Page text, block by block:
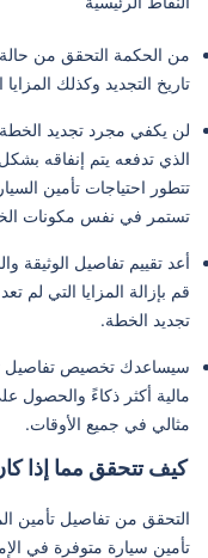
من الحكمة التحقق من حالة
تاريخ التجديد وكذلك المزايا
لن يكفي مجرد تجديد
الذي تدفعه يتم إنفاقه
تتطور احتياجات تأمين
تستمر في نفس مكونات
أعد تقييم تفاصيل الوثيقة
قم بإزالة المزايا التي لم
تجديد الخطة.
سيساعدك تخصيص تفاصيل
مالية أكثر ذكاءً
مثالي في جميع الأوقات.
كيف تتحقق مما إذا
التحقق من تفاصيل تأمين